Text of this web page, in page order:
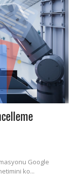
Google
ko...